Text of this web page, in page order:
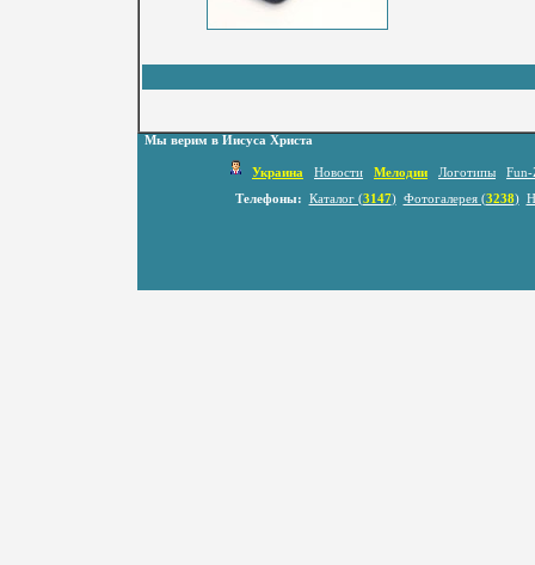
Мы верим в Иисуса Христа
Украина Новости Мелодии Логотипы
Fun-
Телефоны:
Каталог (3147) Фотогалерея (3238)